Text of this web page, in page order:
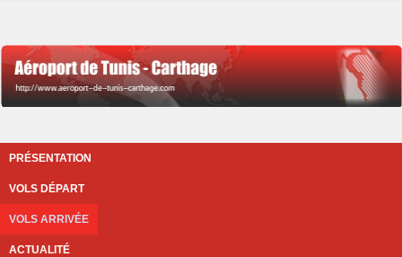
PRÉSENTATION
VOLS DÉPART
VOLS ARRIVÉE
ACTUALITÉ